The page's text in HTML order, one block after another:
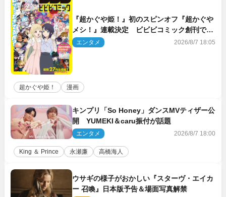
『超かぐや姫！』初のスピンオフ『超かぐや
メシ！』連載決定 ビビビコミック創刊で31
作品一挙公開
エンタメ 2026/8/7 18:05
超かぐや姫！ 漫画
キンプリ「So Honey」ダンスMVティザー公
開 YUMEKI＆caru振付が話題
エンタメ 2026/8/7 18:00
King ＆ Prince 永瀬廉 高橋海人
ウサギの様子がおかしい『スターヴ・エイカ
ー 召喚』日本版予告＆場面写真解禁